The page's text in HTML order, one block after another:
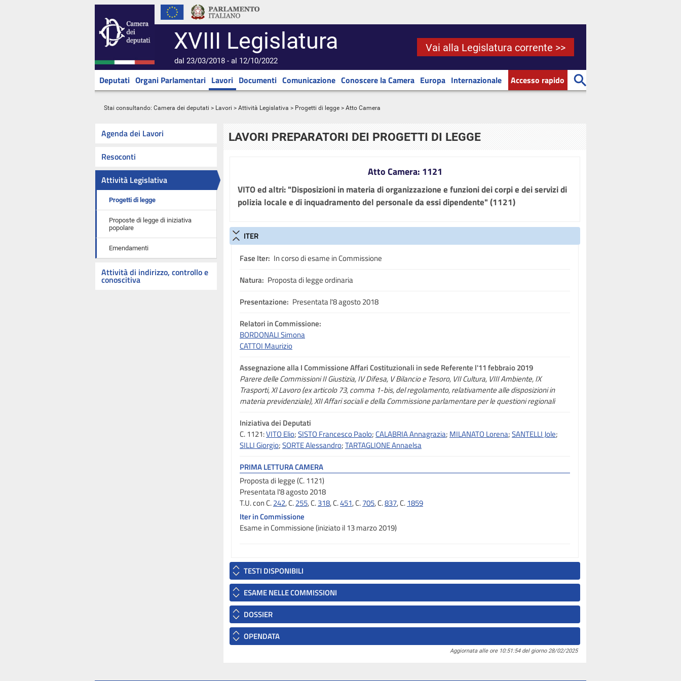
XVIII Legislatura
dal 23/03/2018 - al 12/10/2022
Vai alla Legislatura corrente >>
Deputati Organi Parlamentari Lavori Documenti Comunicazione Conoscere la Camera Europa Internazionale Accesso rapido
Stai consultando: Camera dei deputati > Lavori > Attività Legislativa > Progetti di legge > Atto Camera
Agenda dei Lavori
Resoconti
Attività Legislativa
Progetti di legge
Proposte di legge di iniziativa
popolare
Emendamenti
Attività di indirizzo, controllo e
conoscitiva
LAVORI PREPARATORI DEI PROGETTI DI LEGGE
Atto Camera: 1121
VITO ed altri: "Disposizioni in materia di organizzazione e funzioni dei corpi e dei servizi di
polizia locale e di inquadramento del personale da essi dipendente" (1121)
ITER
Fase Iter: In corso di esame in Commissione
Natura: Proposta di legge ordinaria
Presentazione: Presentata l'8 agosto 2018
Relatori in Commissione:
BORDONALI Simona
CATTOI Maurizio
Assegnazionealla I Commissione Affari Costituzionali in sede Referente l'11 febbraio 2019
Parere delle Commissioni II Giustizia, IV Difesa, V Bilancio e Tesoro, VII Cultura, VIII Ambiente, IX
Trasporti, XI Lavoro (ex articolo 73, comma 1-bis, del regolamento, relativamente alle disposizioni in
materia previdenziale), XII Affari sociali e della Commissione parlamentare per le questioni regionali
Iniziativa dei Deputati
C. 1121:VITO Elio;SISTO Francesco Paolo; CALABRIA Annagrazia; MILANATO Lorena;SANTELLI Jole;
SILLI Giorgio;SORTE Alessandro;TARTAGLIONE Annaelsa
PRIMA LETTURA CAMERA
Proposta di legge (C. 1121)
Presentata l'8 agosto 2018
T.U. con C.242, C.255, C.318, C.451, C.705, C.837, C.1859
Iter in Commissione
Esame in Commissione (iniziato il 13 marzo 2019)
TESTI DISPONIBILI
ESAME NELLE COMMISSIONI
DOSSIER
OPENDATA
Aggiornata alle ore 10:51:54 del giorno 28/02/2025